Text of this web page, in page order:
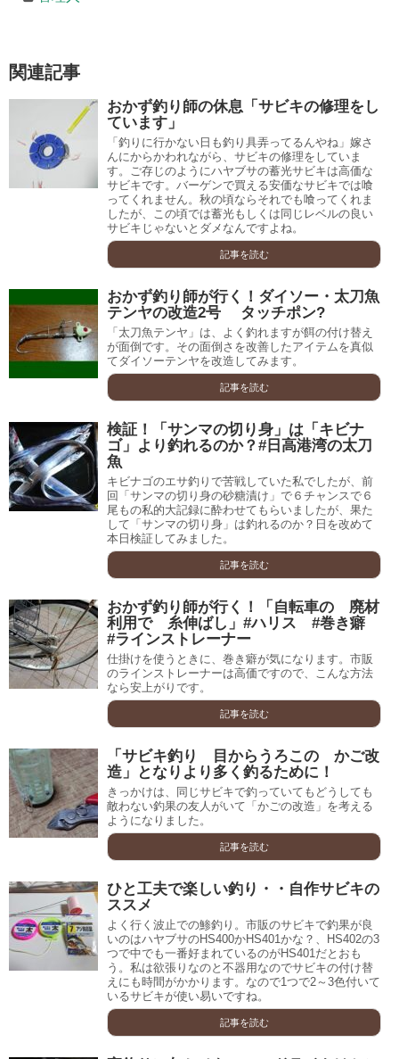
関連記事
おかず釣り師の休息「サビキの修理をし
ています」
「釣りに行かない日も釣り具弄ってるんやね」嫁さ
んにからかわれながら、サビキの修理をしていま
す。ご存じのようにハヤブサの蓄光サビキは高価な
サビキです。バーゲンで買える安価なサビキでは喰
ってくれません。秋の頃ならそれでも喰ってくれま
したが、この頃では蓄光もしくは同じレベルの良い
サビキじゃないとダメなんですよね。
記事を読む
おかず釣り師が行く！ダイソー・太刀魚
テンヤの改造2号 タッチポン?
「太刀魚テンヤ」は、よく釣れますが餌の付け替え
が面倒です。その面倒さを改善したアイテムを真似
てダイソーテンヤを改造してみます。
記事を読む
検証！「サンマの切り身」は「キビナ
ゴ」より釣れるのか？#日高港湾の太刀
魚
キビナゴのエサ釣りで苦戦していた私でしたが、前
回「サンマの切り身の砂糖漬け」で６チャンスで６
尾もの私的大記録に酔わせてもらいましたが、果た
して「サンマの切り身」は釣れるのか？日を改めて
本日検証してみました。
記事を読む
おかず釣り師が行く！「自転車の 廃材
利用で 糸伸ばし」#ハリス #巻き癖
#ラインストレーナー
仕掛けを使うときに、巻き癖が気になります。市販
のラインストレーナーは高価ですので、こんな方法
なら安上がりです。
記事を読む
「サビキ釣り 目からうろこの かご改
造」となりより多く釣るために！
きっかけは、同じサビキで釣っていてもどうしても
敵わない釣果の友人がいて「かごの改造」を考える
ようになりました。
記事を読む
ひと工夫で楽しい釣り・・自作サビキの
ススメ
よく行く波止での鯵釣り。市販のサビキで釣果が良
いのはハヤブサのHS400かHS401かな？、HS402の3
つで中でも一番好まれているのがHS401だとおも
う。私は欲張りなのと不器用なのでサビキの付け替
えにも時間がかかります。なので1つで2～3色付いて
いるサビキが使い易いですね。
記事を読む